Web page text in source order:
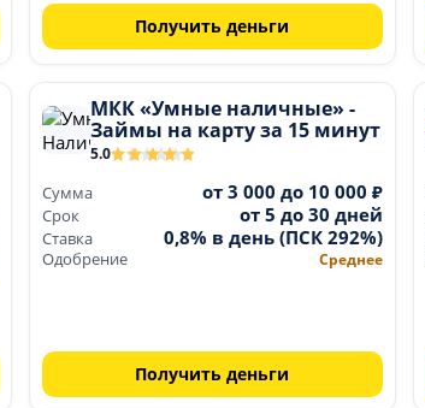
Получить деньги
МКК «Умные наличные» -
Займы на карту за 15 минут
5.0
Сумма от 3 000 до 10 000 ₽
Срок от 5 до 30 дней
Ставка 0,8% в день (ПСК 292%)
Одобрение Среднее
Получить деньги